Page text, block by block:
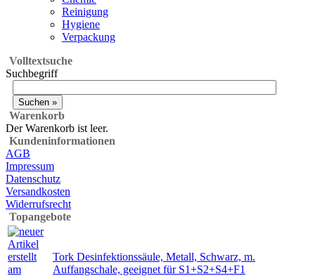
Reinigung
Hygiene
Verpackung
Volltextsuche
Suchbegriff
Warenkorb
Der Warenkorb ist leer.
Kundeninformationen
AGB
Impressum
Datenschutz
Versandkosten
Widerrufsrecht
Topangebote
Tork Desinfektionssäule, Metall, Schwarz, m.
Auffangschale, geeignet für S1+S2+S4+F1